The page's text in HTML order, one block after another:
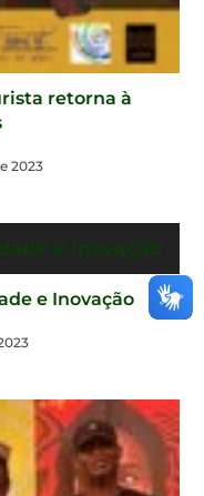
retorna à
2023
e Inovação